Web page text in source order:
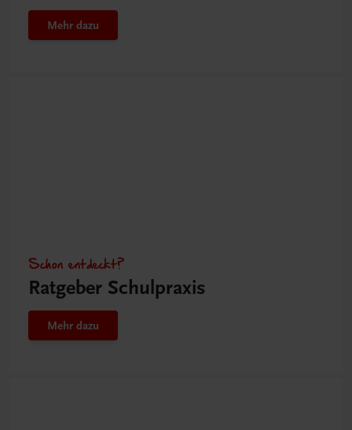
Mehr dazu
Schon entdeckt?
Ratgeber Schulpraxis
Mehr dazu